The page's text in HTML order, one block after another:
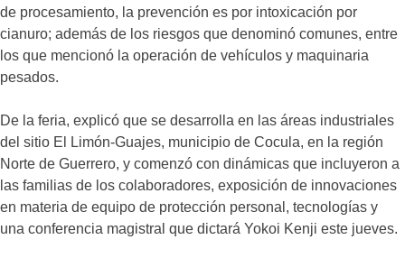
de procesamiento, la prevención es por intoxicación por
cianuro; además de los riesgos que denominó comunes, entre
los que mencionó la operación de vehículos y maquinaria
pesados.
De la feria, explicó que se desarrolla en las áreas industriales
del sitio El Limón-Guajes, municipio de Cocula, en la región
Norte de Guerrero, y comenzó con dinámicas que incluyeron a
las familias de los colaboradores, exposición de innovaciones
en materia de equipo de protección personal, tecnologías y
una conferencia magistral que dictará Yokoi Kenji este jueves.